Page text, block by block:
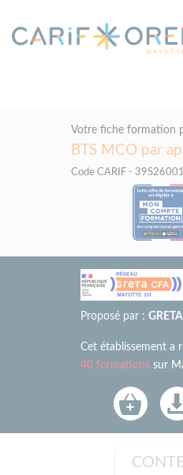
Votre fiche formation
BTS MCO par
Code CARIF -
Proposé par :
Cet établissement a
40 formationssur